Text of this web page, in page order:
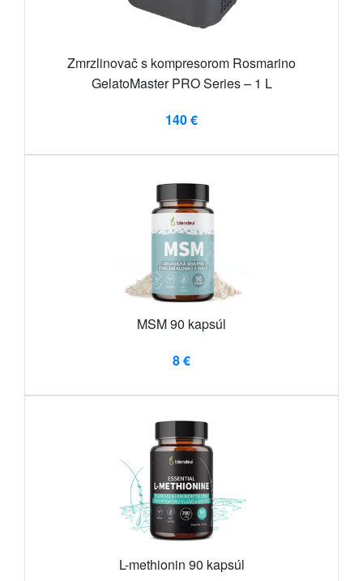
Zmrzlinovač s kompresorom Rosmarino
GelatoMaster PRO Series – 1 L
140 €
MSM 90 kapsúl
8 €
L-methionin 90 kapsúl